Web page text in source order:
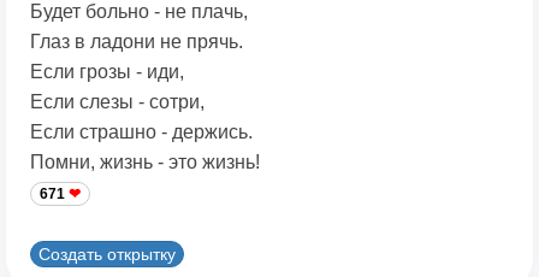
Будет больно - не плачь,
Глаз в ладони не прячь.
Если грозы - иди,
Если слезы - сотри,
Если страшно - держись.
Помни, жизнь - это жизнь!
671
Создать открытку